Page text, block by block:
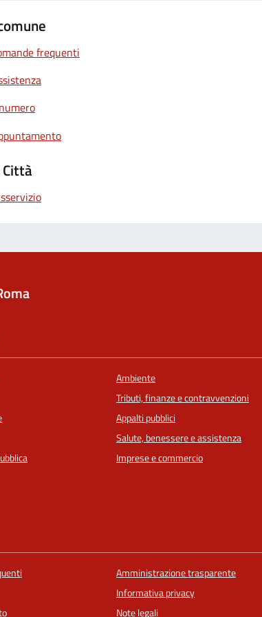
frequenti
Ambiente
Tributi, finanze e contravvenzioni
Appalti pubblici
Salute, benessere e assistenza
Imprese e commercio
Amministrazione trasparente
Informativa privacy
Note legali